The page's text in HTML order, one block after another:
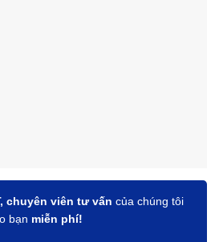
chuyên viên tư vấn của chúng tôi
bạn miễn phí!